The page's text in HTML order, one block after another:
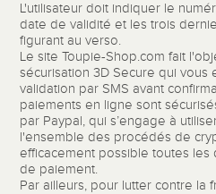
L'utilisateur doit indiquer le
date de validité et les trois
figurant au verso.
Le site Toupie-Shop.com fait
sécurisation 3D Secure qui vous
validation par SMS avant
paiements en ligne sont
par Paypal, qui s’engage à
l'ensemble des procédés de
efficacement possible toutes les
de paiement.
Par ailleurs, pour lutter contre la